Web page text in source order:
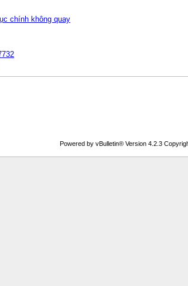
chính không quay
Powered by vBulletin® Version 4.2.3